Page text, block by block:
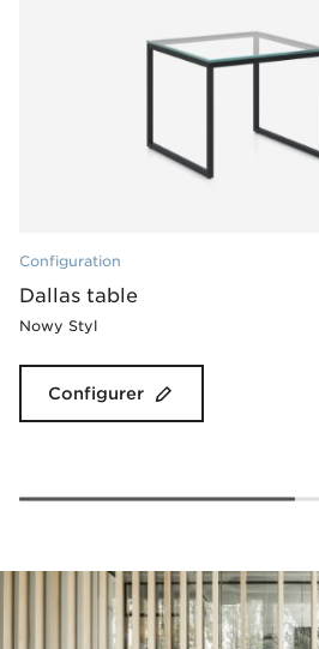
Configuration
Dallas table
Nowy Styl
Configurer